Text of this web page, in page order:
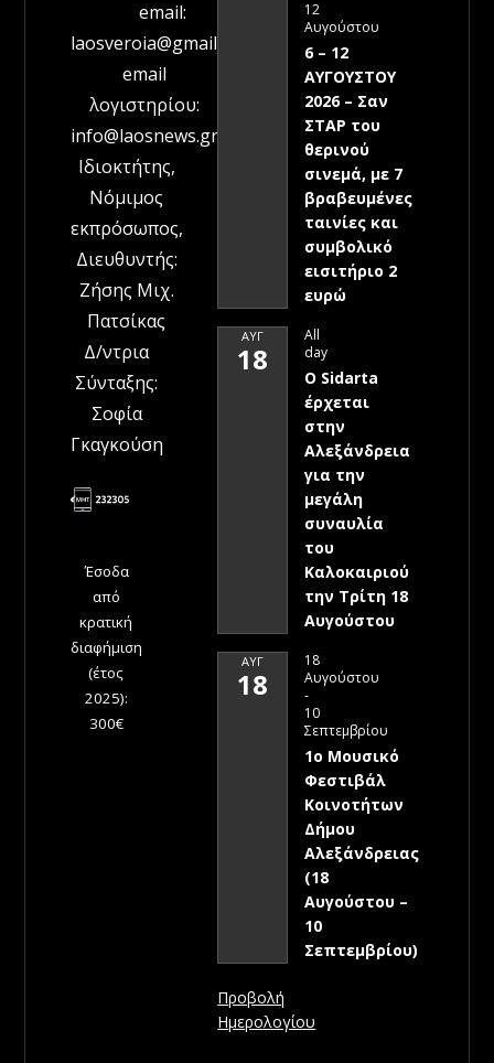
email:
laosveroia@gmail.com
email
λογιστηρίου:
info@laosnews.gr
Ιδιοκτήτης,
Νόμιμος
εκπρόσωπος,
Διευθυντής:
Ζήσης Μιχ.
Πατσίκας
Δ/ντρια
Σύνταξης:
Σοφία
Γκαγκούση
Έσοδα
από
κρατική
διαφήμιση
(έτος
2025):
300€
12
Αυγούστου
6 – 12
ΑΥΓΟΥΣΤΟΥ
2026 – Σαν
ΣΤΑΡ του
θερινού
σινεμά, με 7
βραβευμένες
ταινίες και
συμβολικό
εισιτήριο 2
ευρώ
ΑΥΓ
18
All
day
Ο Sidarta
έρχεται
στην
Αλεξάνδρεια
για την
μεγάλη
συναυλία
του
Καλοκαιριού
την Τρίτη 18
Αυγούστου
ΑΥΓ
18
18
Αυγούστου
-
10
Σεπτεμβρίου
1ο Μουσικό
Φεστιβάλ
Κοινοτήτων
Δήμου
Αλεξάνδρειας
(18
Αυγούστου –
10
Σεπτεμβρίου)